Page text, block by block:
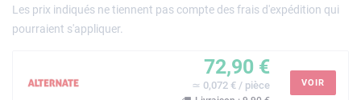
Les prix indiqués ne tiennent pas compte des frais d'expédition qui
pourraient s'appliquer.
72,90 €
≃ 0,072 € / pièce VOIR